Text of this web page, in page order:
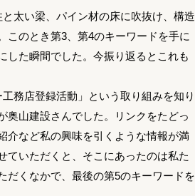
太い梁、パイン材の床に吹抜け、構造
このとき第3、第4のキーワードを手に
した瞬間でした。今振り返るとこれも
務店登録活動」という取り組みを知り
奥山建設さんでした。リンクをたどっ
介など私の興味を引くような情報が満
ていただくと、そこにあったのは私た
だくなかで、最後の第5のキーワードを